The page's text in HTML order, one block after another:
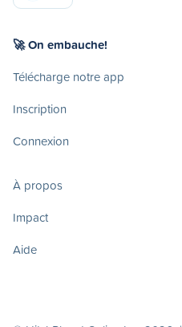
🚀 On embauche!
Télécharge notre app
Inscription
Connexion
À propos
Impact
Aide